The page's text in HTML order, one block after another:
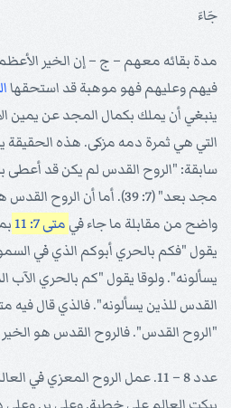
جَاءَ
مدة بقائه معهم – ج – إن الخير
فيهم وعليهم فهو موهبة قد استحقها
ينبغي أن يملك بكمال المجد عن يمين
التي هي ثمرة دمه مزكى. هذه الحقيقة
سابقة: "الروح القدس لم يكن قد أعطى
مجد بعد" (7: 39). أما أن
واضح من مقابلة ما جاء في متى 7: 11
يقول "فكم بالحري أبوكم الذي في
يسألونه". ولوقا يقول "كم بالحري
القدس للذين يسألونه". فالذي قال فيه
"الروح القدس". فالروح القدس هو
عدد 8 – 11. عمل الروح المعزي